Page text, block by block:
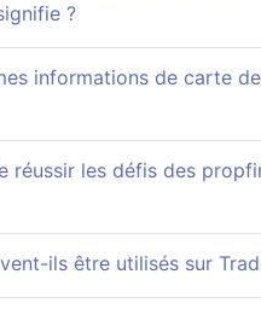
?
informations de carte
réussir les défis des
ils être utilisés sur